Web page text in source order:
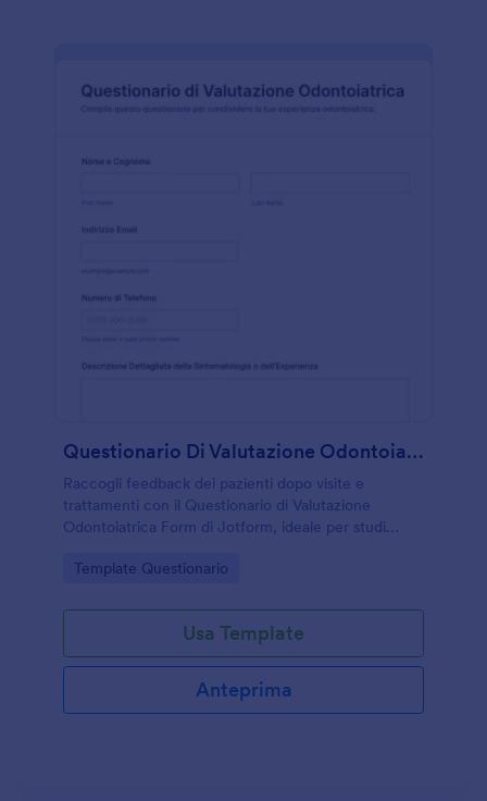
Questionario Di Valutazione Odontoiatrica
Raccogli feedback dei pazienti dopo visite e
trattamenti con il Questionario di Valutazione
Odontoiatrica Form di Jotform, ideale per studi
percepita e servizio.
Go to Category:
Template Questionario
Usa Template
Anteprima